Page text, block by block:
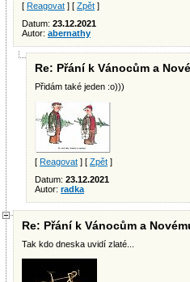
[ Reagovat ] [ Zpět ]
Datum: 23.12.2021
Autor: abernathy
Re: Přání k Vánocům a
Přidám také jeden :o)))
[ Reagovat ] [ Zpět ]
Datum: 23.12.2021
Autor: radka
Re: Přání k Vánocům a
Tak kdo dneska uvidí zlaté...